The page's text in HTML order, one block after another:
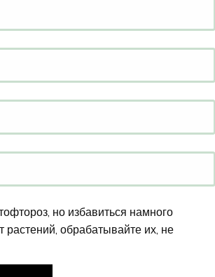
но избавиться намного
обрабатывайте их, не